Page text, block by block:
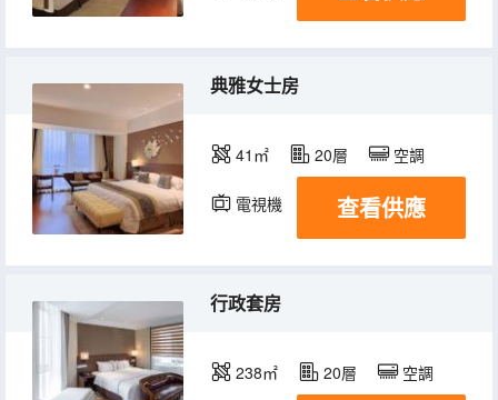
典雅女士房
41㎡ 20層 空調
電視機 查看供應
行政套房
238㎡ 20層 空調